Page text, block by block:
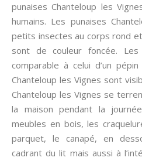
punaises Chanteloup les
humains. Les punaises
petits insectes au corps rond et
sont de couleur foncée.
comparable à celui d’un
Chanteloup les Vignes sont
Chanteloup les Vignes se
la maison pendant la
meubles en bois, les
parquet, le canapé, en
cadrant du lit mais aussi à